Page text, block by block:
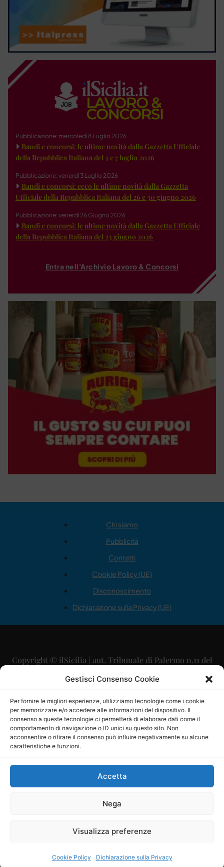
Gestisci Consenso Cookie
Per fornire le migliori esperienze, utilizziamo tecnologie come i cookie
per memorizzare e/o accedere alle informazioni del dispositivo. Il
consenso a queste tecnologie ci permetterà di elaborare dati come il
comportamento di navigazione o ID unici su questo sito. Non
acconsentire o ritirare il consenso può influire negativamente su alcune
caratteristiche e funzioni.
Accetta
Nega
Visualizza preferenze
Cookie Policy Dichiarazione sulla Privacy
Pubblicazione: mercoledì 8 Luglio 2026
Bandi e concorsi: le ultime novità dalla Gazzetta Ufficiale
della Repubblica Italiana del 3 e 7 luglio 2026
Pubblicazione: venerdì 3 Luglio 2026
Bandi e concorsi: ecco le ultime novità dalla Gazzetta
Ufficiale della Repubblica Italiana del 26 e 30 giugno 2026
Pubblicazione: venerdì 26 Giugno 2026
Bandi e concorsi: le ultime novità dalla Gazzetta Ufficiale
della Repubblica Italiana del 23 giugno 2026
Entra nell'Archivio Lavoro & Concorsi
Chi siamo
Pubblicità
Contatti
Cookie Policy (UE)
Disconoscimento
Dichiarazione sulla Privacy (UE)
Copyright © ilSicilia | aut. Tribunale di Palermo n.11 del
29/09/2015
Direttore Editoriale: Maurizio Scaglione
Direttore Responsabile: Maria Calabrese
P.IVA: 06334930820
Mercurio Comunicazione Società Cooperativa a r.l. è
iscritta al Registro degli Operatori di Comunicazione al
Sito gestito daLa Digitale srl–info@ladigitale.it